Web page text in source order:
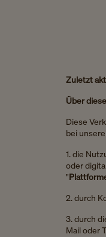
Zuletzt
Über
Diese
bei
1. die
oder
"
2. durch
3. durch
Mail oder